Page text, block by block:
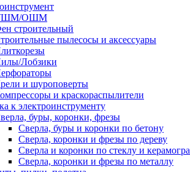
ОШМ
строительный
пылесосы и аксессуары
Лобзики
и шуроповерты
и краскораспылители
к электроинструменту
буры, коронки, фрезы
Сверла, буры и коронки по бетону
Сверла, коронки и фрезы по дереву
Сверла и коронки по стеклу и
Сверла, коронки и фрезы по металлу